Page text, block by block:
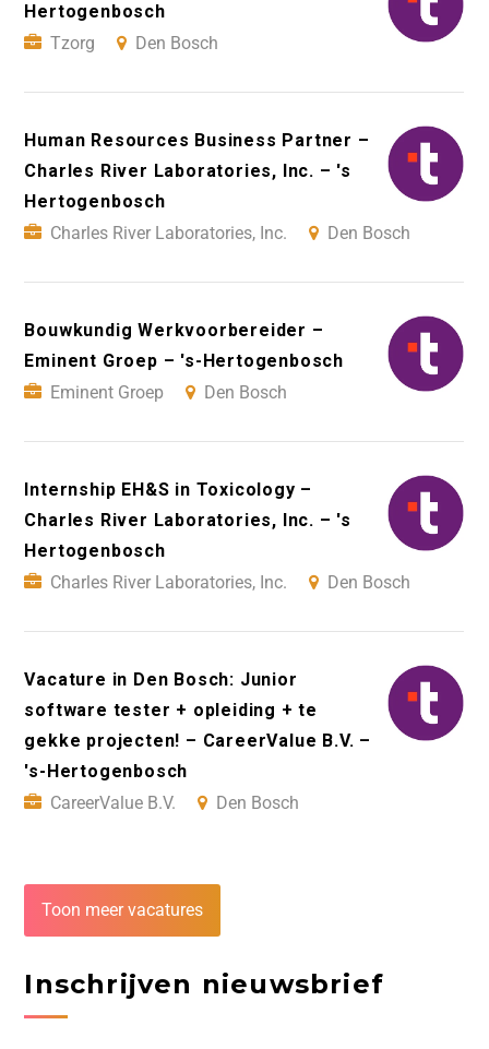
Hertogenbosch
Tzorg
Den Bosch
Human Resources Business Partner –
Charles River Laboratories, Inc. – 's
Hertogenbosch
Charles River Laboratories, Inc.
Den Bosch
Bouwkundig Werkvoorbereider –
Eminent Groep – 's-Hertogenbosch
Eminent Groep
Den Bosch
Internship EH&S in Toxicology –
Charles River Laboratories, Inc. – 's
Hertogenbosch
Charles River Laboratories, Inc.
Den Bosch
Vacature in Den Bosch: Junior
software tester + opleiding + te
gekke projecten! – CareerValue B.V. –
's-Hertogenbosch
CareerValue B.V.
Den Bosch
Toon meer vacatures
Inschrijven nieuwsbrief